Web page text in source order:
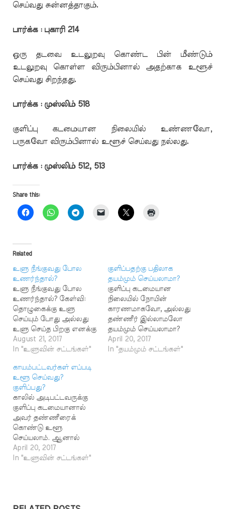
செய்வது சுன்னத்தாகும்.
பார்க்க : புகாரி 214
ஒரு தடவை உடலுறவு கொண்ட பின் மீண்டும்
உடலுறவு கொள்ள விரும்பினால் அதற்காக உளூச்
செய்வது சிறந்தது.
பார்க்க : முஸ்லிம் 518
குளிப்பு கடமையான நிலையில் உண்ணவோ,
பருகவோ விரும்பினால் உளூச் செய்வது நல்லது.
பார்க்க : முஸ்லிம் 512, 513
Share this:
Related
உளு நீங்குவது போல
உணர்ந்தால்?
உளு நீங்குவது போல
உணர்ந்தால்? கேள்வி:
தொழுகைக்கு உளு
செய்யும் போது அல்லது
உளு செய்த பிறகு எனக்கு
உளு நீங்கி விடுவது போல
உணர்கின்றேன். நான்
முஹம்மது அப்பாஸ் பதில்
: உளூ முறியாமலேயே
உளூ முறிந்துவிட்டது
போன்று ஊசலாட்டம்
பலருக்கு ஏற்படுவதுண்டு.
இந்த ஊசலாட்டம்
ஷைத்தானால்
ஏற்படுவதாக நபிகள்
நாயகம் (ஸல்) அவர்கள்
கூறியுள்ளார்கள். எனவே
August 21, 2017
In "உளுவின் சட்டங்கள்"
குளிப்பதற்கு பதிலாக
தயம்மும் செய்யலாமா?
குளிப்பு கடமையான
நிலையில் நோயின்
காரணமாகவோ, அல்லது
தண்ணீர் இல்லாமலோ
தயம்மும் செய்யலாமா?
தயம்மும் செய்து சுப்ஹுத்
தொழுகையை
April 20, 2017
In "தயம்மும் சட்டங்கள்"
காயம்பட்டவர்கள் எப்படி
உளூ செய்வது?
குளிப்பது?
காலில் அடிபட்டவருக்கு
குளிப்பு கடமையானால்
அவர் தண்ணீரைக்
கொண்டு உளூ
செய்யலாம். ஆனால்
காலில் மட்டும் தண்ணீர்
பட முடியாது. இப்பொழுது
April 20, 2017
In "உளுவின் சட்டங்கள்"